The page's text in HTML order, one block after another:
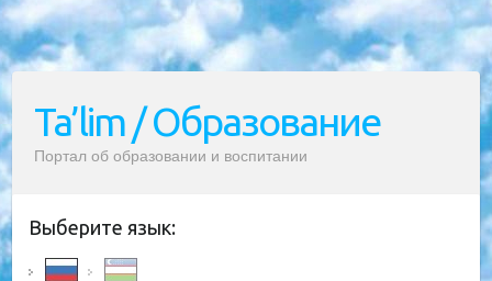
Ta’lim / Образование
Портал об образовании и воспитании
Выберите язык: